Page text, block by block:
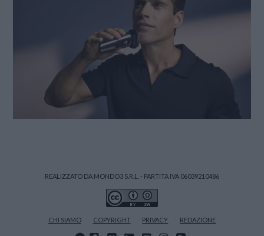
REALIZZATO DA MONDO3 S.R.L. - PARTITA IVA 06039210486
CHI SIAMO COPYRIGHT PRIVACY REDAZIONE